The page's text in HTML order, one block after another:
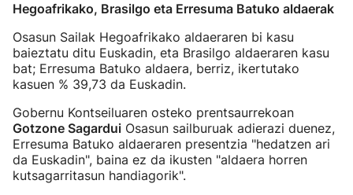
Hegoafrikako, Brasilgo eta Erresuma Batuko aldaerak
Osasun Sailak Hegoafrikako aldaeraren bi kasu
baieztatu ditu Euskadin, eta Brasilgo aldaeraren kasu
bat; Erresuma Batuko aldaera, berriz, ikertutako
kasuen % 39,73 da Euskadin.
Gobernu Kontseiluaren osteko prentsaurrekoan
Gotzone Sagardui Osasun sailburuak adierazi duenez,
Erresuma Batuko aldaeraren presentzia "hedatzen ari
da Euskadin", baina ez da ikusten "aldaera horren
kutsagarritasun handiagorik".